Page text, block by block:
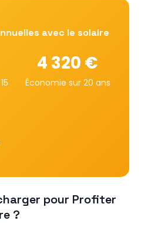
avec le solaire
4 320 €
Économie sur 20 ans
pour Profiter
?